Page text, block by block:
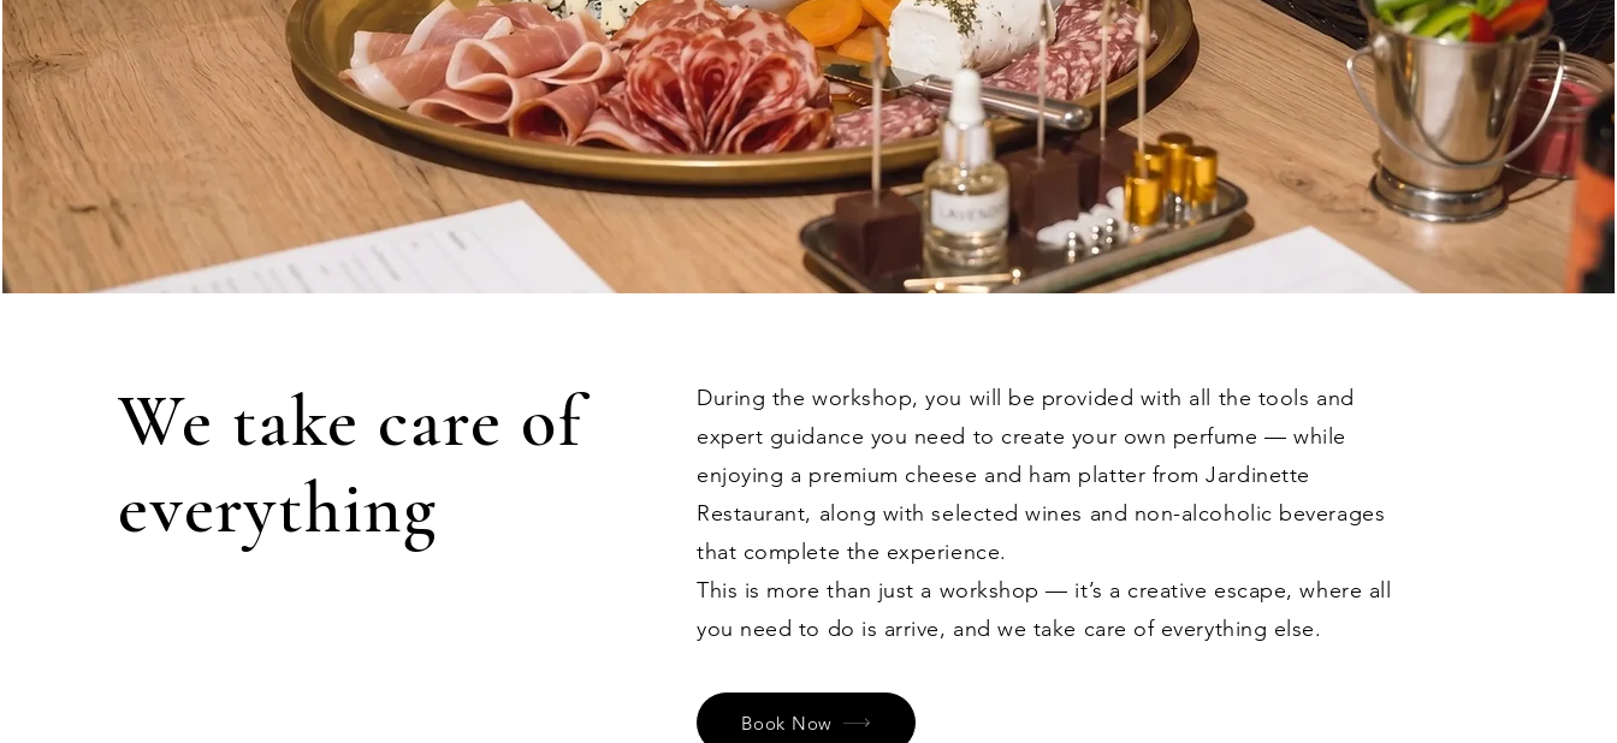
We take care of
everything
During the workshop, you will be provided with all the tools and
expert guidance you need to create your own perfume — while
enjoying a premium cheese and ham platter from Jardinette
Restaurant, along with selected wines and non-alcoholic beverages
that complete the experience.
This is more than just a workshop — it’s a creative escape, where all
you need to do is arrive, and we take care of everything else.
Book Now